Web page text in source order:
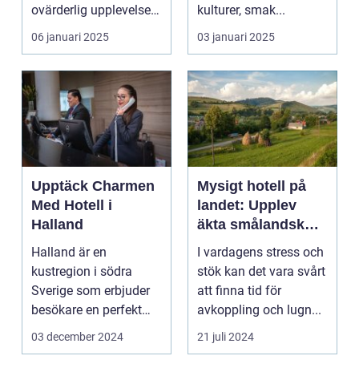
ovärderlig upplevelse
för föret...
06 januari 2025
kulturer, smak...
03 januari 2025
Upptäck Charmen
Med Hotell i
Halland
Halland är en
kustregion i södra
Sverige som erbjuder
besökare en perfekt
blandning a...
03 december 2024
Mysigt hotell på
landet: Upplev
äkta smålandsk
charm på
smålandstorpet
I vardagens stress och
stök kan det vara svårt
att finna tid för
avkoppling och lugn...
21 juli 2024